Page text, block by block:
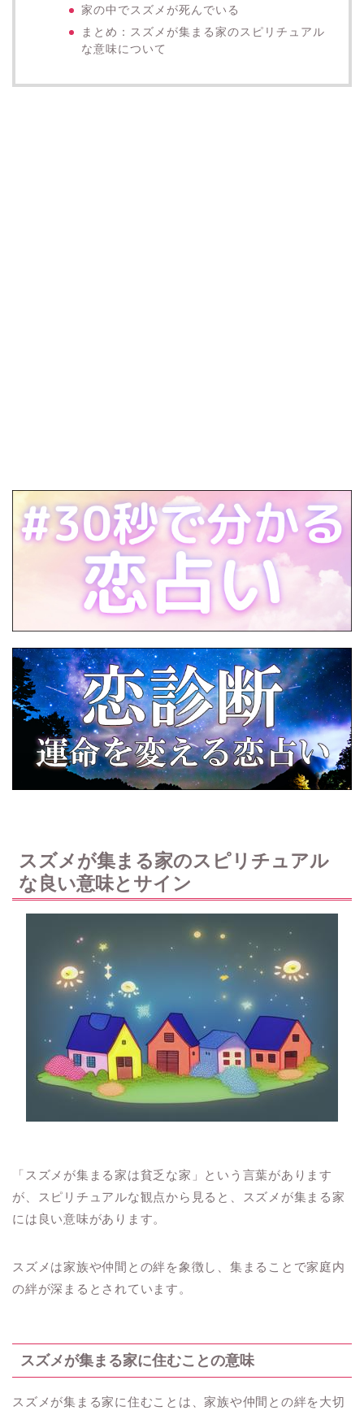
家の中でスズメが死んでいる
まとめ：スズメが集まる家のスピリチュアル
な意味について
スズメが集まる家のスピリチュアル
な良い意味とサイン
「スズメが集まる家は貧乏な家」という言葉があります
が、スピリチュアルな観点から見ると、スズメが集まる家
には良い意味があります。
スズメは家族や仲間との絆を象徴し、集まることで家庭内
の絆が深まるとされています。
スズメが集まる家に住むことの意味
スズメが集まる家に住むことは、家族や仲間との絆を大切